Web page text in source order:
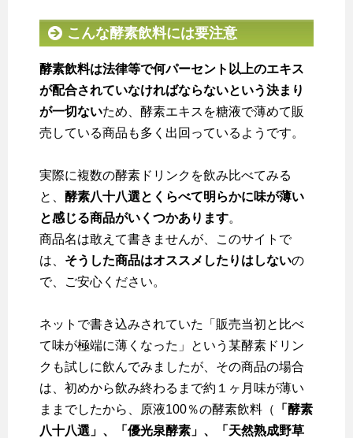
こんな酵素飲料には要注意
酵素飲料は法律等で何パーセント以上のエキス
が配合されていなければならないという決まり
が一切ないため、酵素エキスを糖液で薄めて販
売している商品も多く出回っているようです。
実際に複数の酵素ドリンクを飲み比べてみる
と、 酵素八十八選とくらべて明らかに味が薄い
と感じる商品がいくつかあります。
商品名は敢えて書きませんが、このサイトで
は、 そうした商品はオススメしたりはしないの
で、ご安心ください。
ネットで書き込みされていた「販売当初と比べ
て味が極端に薄くなった」という某酵素ドリン
クも試しに飲んでみましたが、その商品の場合
は、初めから飲み終わるまで約１ヶ月味が薄い
ままでしたから、原液100％の酵素飲料（
「酵素
八十八選」、「優光泉酵素」、「天然熟成野草